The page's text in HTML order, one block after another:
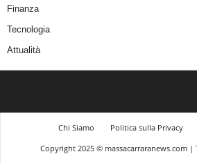
Finanza
Tecnologia
Attualità
Chi Siamo Politica sulla Privacy
Copyright 2025 © massacarraranews.com